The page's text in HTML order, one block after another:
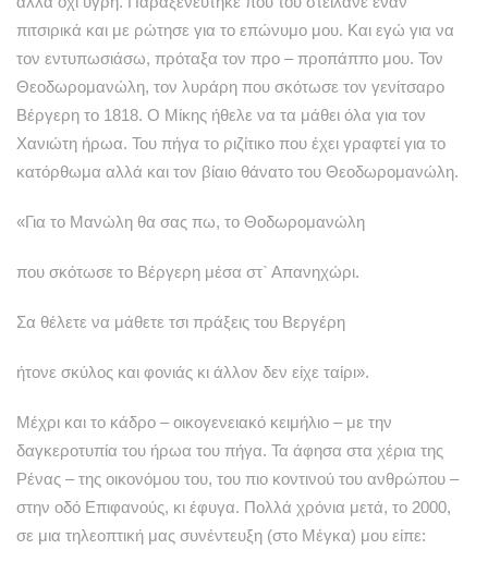
πιτσιρικά και με ρώτησε για το επώνυμο μου. Και εγώ για να
τον εντυπωσιάσω, πρόταξα τον προ – προπάππο μου. Τον
Θεοδωρομανώλη, τον λυράρη που σκότωσε τον γενίτσαρο
Βέργερη το 1818. Ο Μίκης ήθελε να τα μάθει όλα για τον
Χανιώτη ήρωα. Του πήγα το ριζίτικο που έχει γραφτεί για το
κατόρθωμα αλλά και τον βίαιο θάνατο του Θεοδωρομανώλη.
«Για το Μανώλη θα σας πω, το Θοδωρομανώλη
που σκότωσε το Βέργερη μέσα στ` Απανηχώρι.
Σα θέλετε να μάθετε τσι πράξεις του Βεργέρη
ήτονε σκύλος και φονιάς κι άλλον δεν είχε ταίρι».
Μέχρι και το κάδρο – οικογενειακό κειμήλιο – με την
δαγκεροτυπία του ήρωα του πήγα. Τα άφησα στα χέρια της
Ρένας – της οικονόμου του, του πιο κοντινού του ανθρώπου –
στην οδό Επιφανούς, κι έφυγα. Πολλά χρόνια μετά, το 2000,
σε μια τηλεοπτική μας συνέντευξη (στο Μέγκα) μου είπε: